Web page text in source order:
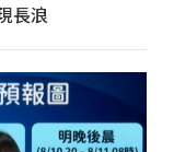
長浪